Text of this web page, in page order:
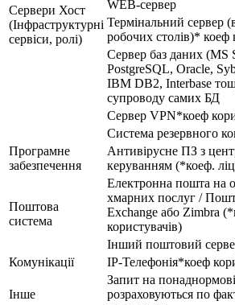
Сервери Хост
(Інфраструктурні
сервіси, ролі)
WEB-сервер
Термінальний сервер
робочих столів)* коеф
Сервер баз даних (MS
PostgreSQL, Oracle,
IBM DB2, Interbase
супроводу самих БД
Сервер VPN*коеф
Система резервного
Програмне
забезпечення
Антивірусне ПЗ з
керуванням (*коеф.
Поштова
система
Електронна пошта на
хмарних послуг /
Exchange або Zimbra
користувачів)
Інший поштовий
Комунікації
IP-Телефонія*коеф
Інше
Запит на
розраховуються по